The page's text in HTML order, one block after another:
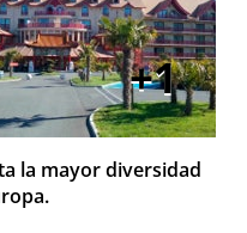
1
la mayor diversidad